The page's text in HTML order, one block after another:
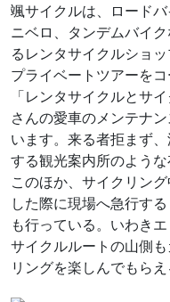
颯サイクルは、ロード
ニベロ、タンデムバイ
るレンタサイクルショ
プライベートツアーをコ
「レンタサイクルとサ
さんの愛車のメンテナ
います。来る者拒まず
する観光案内所のよう
このほか、サイクリン
した際に現場へ急行す
も行っている。いわき
サイクルルートの山側
リングを楽しんでもら